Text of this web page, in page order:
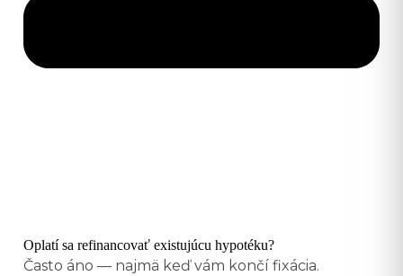
Oplatí sa refinancovať existujúcu hypotéku?
Často áno — najmä keď vám končí fixácia.